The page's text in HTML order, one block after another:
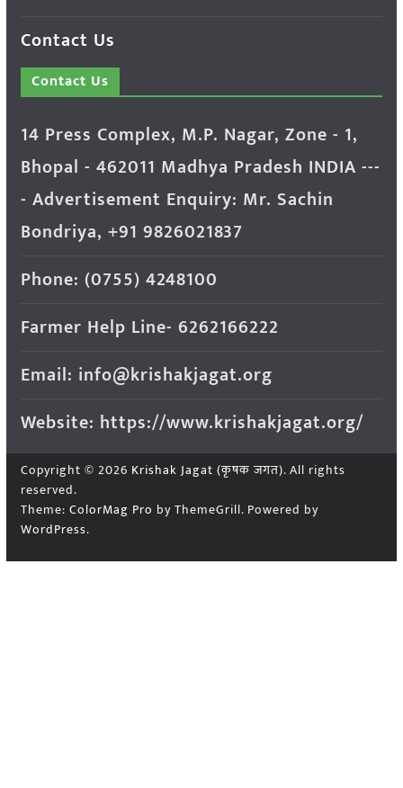
Contact Us
Contact Us
14 Press Complex, M.P. Nagar, Zone - 1,
Bhopal - 462011 Madhya Pradesh INDIA ---
- Advertisement Enquiry: Mr. Sachin
Bondriya, +91 9826021837
Phone: (0755) 4248100
Farmer Help Line- 6262166222
Email: info@krishakjagat.org
Website: https://www.krishakjagat.org/
Copyright © 2026 Krishak Jagat (कृषक जगत). All rights
reserved.
Theme: ColorMag Pro by ThemeGrill. Powered by
WordPress.